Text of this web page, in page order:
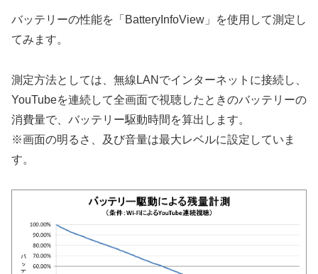
バッテリーの性能を「BatteryInfoView」を使用して測定し
てみます。
測定方法としては、無線LANでインターネットに接続し、
YouTubeを連続して全画面で視聴したときのバッテリーの
消費量で、バッテリー駆動時間を算出します。
※画面の明るさ、及び音量は最大レベルに設定していま
す。